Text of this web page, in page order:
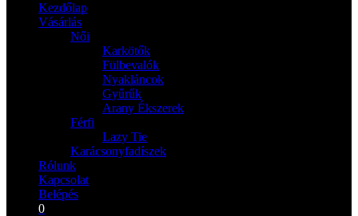
Kezdőlap
Vásárlás
Női
Karkötők
Fülbevalók
Nyakláncok
Gyűrűk
Arany Ékszerek
Férfi
Lazy Tie
Karácsonyfadíszek
Rólunk
Kapcsolat
Belépés
0